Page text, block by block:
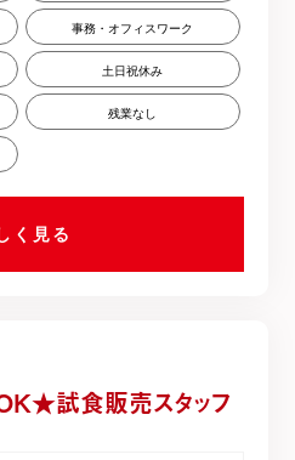
事務・オフィスワーク
土日祝休み
残業なし
く見る
試食販売スタッフ